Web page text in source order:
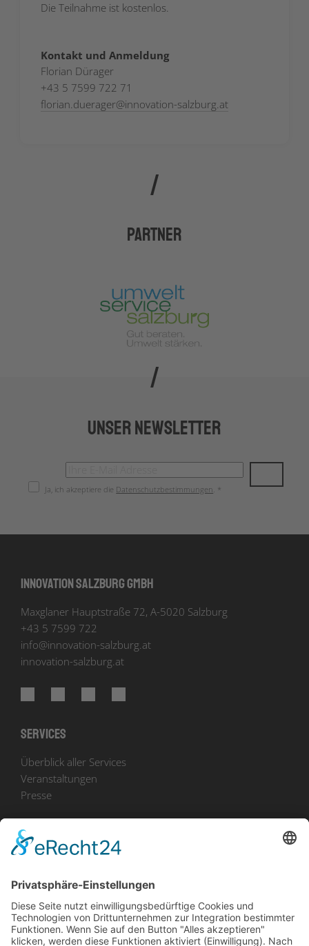
Die Teilnahme ist kostenlos.
Kontakt und Anmeldung
Florian Dürager
+43 5 7599 722 71
florian.duerager@innovation-salzburg.at
Partner
Unser Newsletter
Ja, ich akzeptiere die Datenschutzbestimmungen. *
Innovation Salzburg GmbH
Maxglaner Hauptstraße 72, A-5020 Salzburg
+43 5 7599 722
info@innovation-salzburg.at
innovation-salzburg.at
Services
Überblick aller Services
Veranstaltungen
Presse
Bekanntmachungen
Zu uns
Unser Team